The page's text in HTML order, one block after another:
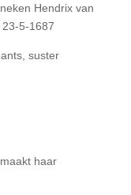
Hendrix van
5-1687
suster
haar